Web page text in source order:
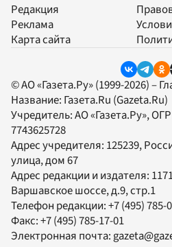
Редакция
Реклама
Карта сайта
© АО «Газета.Ру» (1999-2026) –
Название: Газета.Ru (Gazeta.Ru)
Учредитель:АО «Газета.Ру»,
7743625728
Адрес учредителя: 125239,
улица, дом 67
Адрес редакции и издателя:
Варшавское шоссе, д.9, стр.1
Телефон редакции:+7 (495) 785-
Факс:+7 (495) 785-17-01
Электронная почта: